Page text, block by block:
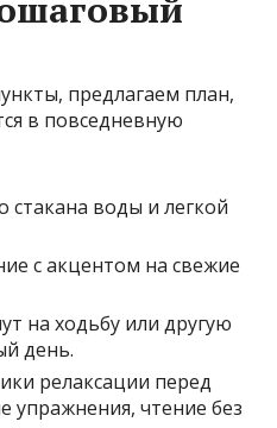
предлагаем план,
в повседневную
стакана воды и легкой
с акцентом на свежие
на ходьбу или другую
день.
релаксации перед
упражнения, чтение без